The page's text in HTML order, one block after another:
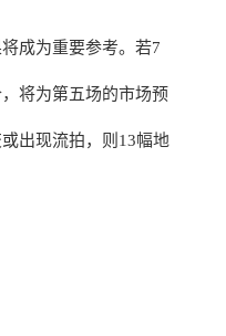
成为重要参考。若7
将为第五场的市场预
出现流拍，则13幅地